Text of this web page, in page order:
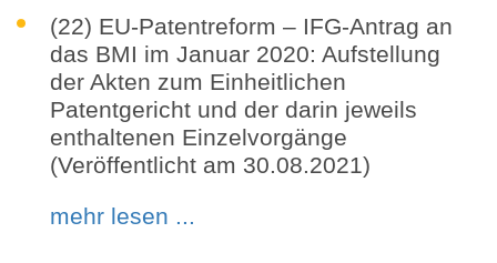
(22) EU-Patentreform – IFG-Antrag an
das BMI im Januar 2020: Aufstellung
der Akten zum Einheitlichen
Patentgericht und der darin jeweils
enthaltenen Einzelvorgänge
(Veröffentlicht am 30.08.2021)
mehr lesen ...